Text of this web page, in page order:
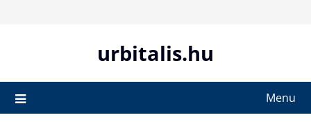
urbitalis.hu
Menu